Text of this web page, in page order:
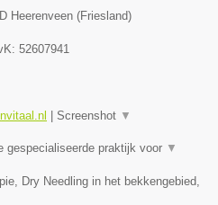
Heerenveen (Friesland)
52607941
Screenshot ▼
gespecialiseerde praktijk voor ▼
Dry Needling in het bekkengebied,